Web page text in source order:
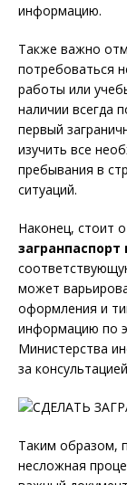
информацию.
Также важно
потребоваться
работы или
наличии всегда
первый
изучить все
пребывания в
ситуаций.
Наконец, стоит
загранпаспорт
может
оформления и
информацию по
Министерства
за
Таким образом,
несложная